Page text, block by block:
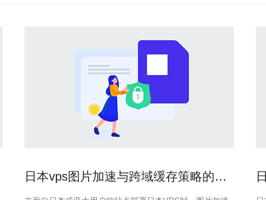
日本vps图片加速与跨域缓存策略的兼